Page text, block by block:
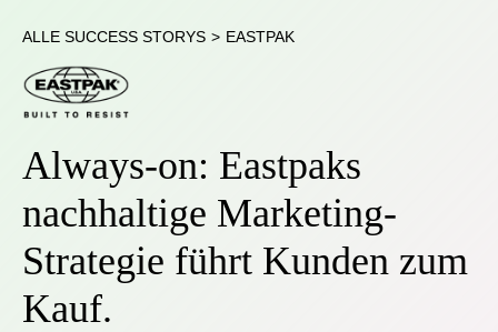
ALLE SUCCESS STORYS > EASTPAK
Always-on: Eastpaks
nachhaltige Marketing-
Strategie führt Kunden zum
Kauf.